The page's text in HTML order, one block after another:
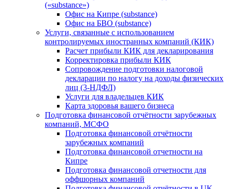
(«substance»)
Офис на Кипре (substance)
Офис на БВО (substance)
Услуги, связанные с использованием
контролируемых иностранных компаний (КИК)
Расчет прибыли КИК для декларирования
Корректировка прибыли КИК
Сопровождение подготовки налоговой
декларации по налогу на доходы физических
лиц (3-НДФЛ)
Услуги для владельцев КИК
Карта здоровья вашего бизнеса
Подготовка финансовой отчётности зарубежных
компаний, МСФО
Подготовка финансовой отчётности
зарубежных компаний
Подготовка финансовой отчетности на
Кипре
Подготовка финансовой отчетности для
оффшорных компаний